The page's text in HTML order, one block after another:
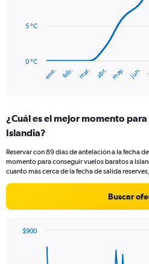
has
categories.
Range:
categories.
The
chart
Y
displaying
ene. feb. mar. abr. may. jun.
0 °C
5 °C
¿Cuál es el mejor momento
Islandia?
Reservar con 89 días de antelación a la fecha
momento para conseguir vuelos baratos a
cuanto más cerca de la fecha de salida
Buscar
$900